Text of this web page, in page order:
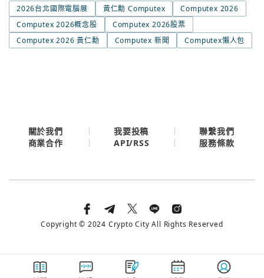
2026台北國際電腦展 黃仁勳 Computex
Computex 2026
Computex 2026概念股
Computex 2026股票
Computex 2026 黃仁勳
Computex 新聞 Computex懶人包
今日熱門
Google
Apple
今日熱門
關於我們 我要投稿
聯繫我們
商業合作
API/RSS 服務條款
Copyright © 2024 Crypto City All Rights Reserved